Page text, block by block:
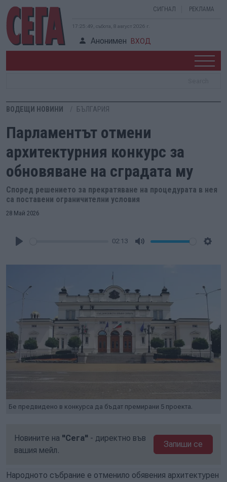
СИГНАЛ РЕКЛАМА
17:25:50, събота, 8 август 2026 г.
Анонимен ВХОД
ВОДЕЩИ НОВИНИ БЪЛГАРИЯ
Парламентът отмени
архитектурния конкурс за
обновяване на сградата му
Според решението за прекратяване на процедурата в нея
са поставени ограничителни условия
28 Май 2026
02:13
Бе предвидено в конкурса да бъдат премирани 5 проекта.
Новините на "Сега" - директно във
вашия мейл.
Запиши се
Народното събрание е отменило обявения архитектурен